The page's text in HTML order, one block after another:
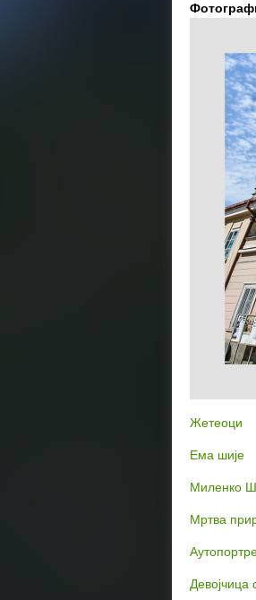
Жетеоци
Ема шије
Миленко
Mртва
Девојчица